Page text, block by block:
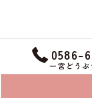
0586-
一宮どうぶ